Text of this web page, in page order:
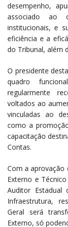
desempenho,
associado ao
institucionais, e
eficiência e a
do Tribunal, além
O presidente
quadro
regularmente
voltados ao
vinculadas ao
como a
capacitação
Contas.
Com a aprovação
Externo e
Auditor Estadual
Infraestrutura,
Geral será
Externo, só